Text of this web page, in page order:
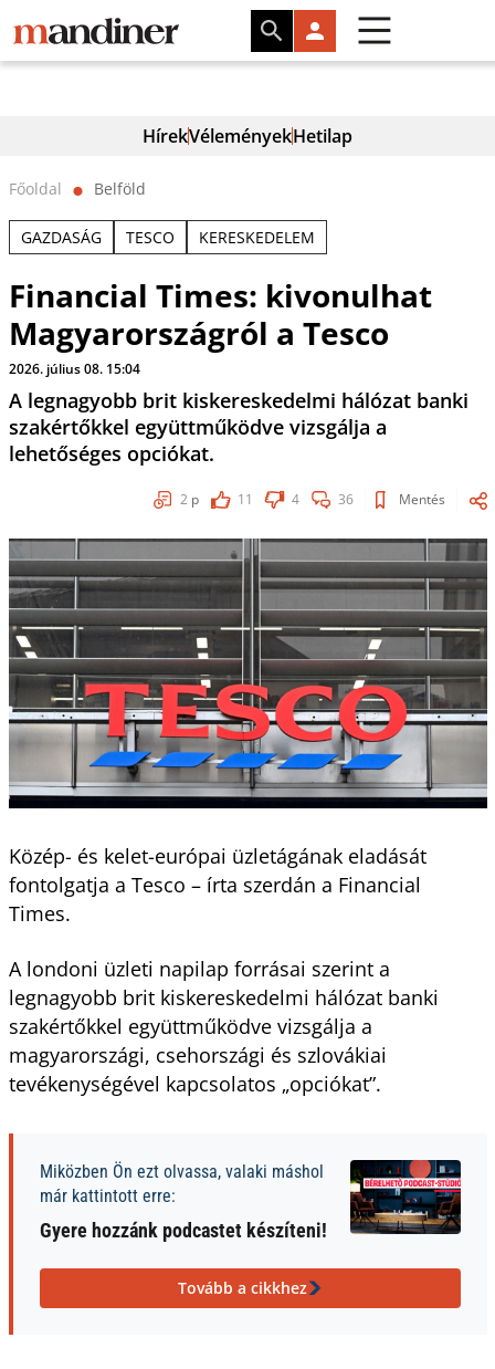
HírekVéleményekHetilap
Főoldal ⬤ Belföld
GAZDASÁG TESCO KERESKEDELEM
Financial Times: kivonulhat
Magyarországról a Tesco
2026. július 08. 15:04
A legnagyobb brit kiskereskedelmi hálózat banki
szakértőkkel együttműködve vizsgálja a
lehetőséges opciókat.
2 p 11 4 36 Mentés
Közép- és kelet-európai üzletágának eladását
fontolgatja a Tesco – írta szerdán a Financial
Times.
A londoni üzleti napilap forrásai szerint a
legnagyobb brit kiskereskedelmi hálózat banki
szakértőkkel együttműködve vizsgálja a
magyarországi, csehországi és szlovákiai
tevékenységével kapcsolatos „opciókat”.
Miközben Ön ezt olvassa, valaki máshol
már kattintott erre:
Gyere hozzánk podcastet készíteni!
Tovább a cikkhez